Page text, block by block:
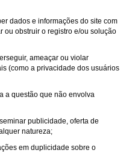
dados e informações do site com
ou obstruir o registro e/ou solução
ameaçar ou violar
(como a privacidade dos usuários
a questão que não envolva
publicidade, oferta de
natureza;
em duplicidade sobre o